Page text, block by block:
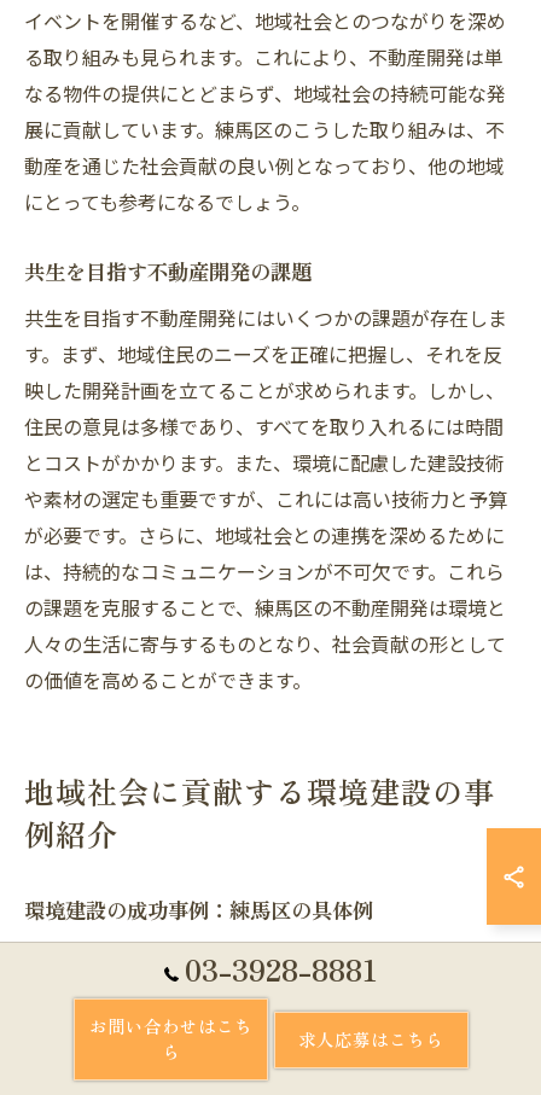
イベントを開催するなど、地域社会とのつながりを深め
る取り組みも見られます。これにより、不動産開発は単
なる物件の提供にとどまらず、地域社会の持続可能な発
展に貢献しています。練馬区のこうした取り組みは、不
動産を通じた社会貢献の良い例となっており、他の地域
にとっても参考になるでしょう。
共生を目指す不動産開発の課題
共生を目指す不動産開発にはいくつかの課題が存在しま
す。まず、地域住民のニーズを正確に把握し、それを反
映した開発計画を立てることが求められます。しかし、
住民の意見は多様であり、すべてを取り入れるには時間
とコストがかかります。また、環境に配慮した建設技術
や素材の選定も重要ですが、これには高い技術力と予算
が必要です。さらに、地域社会との連携を深めるために
は、持続的なコミュニケーションが不可欠です。これら
の課題を克服することで、練馬区の不動産開発は環境と
人々の生活に寄与するものとなり、社会貢献の形として
の価値を高めることができます。
地域社会に貢献する環境建設の事
例紹介
環境建設の成功事例：練馬区の具体例
練馬区では、環境建設において具体的な成功事例がいく
つかあり、その中でも特筆すべきは地域住民と協力して
進められたプロジェクトです。例えば、地元の緑地を活
かした公園開発は、住民の憩いの場として高い評価を得
03-3928-8881
お問い合わせはこち
ら
求人応募はこちら